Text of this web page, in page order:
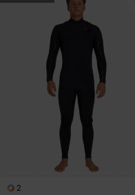
2